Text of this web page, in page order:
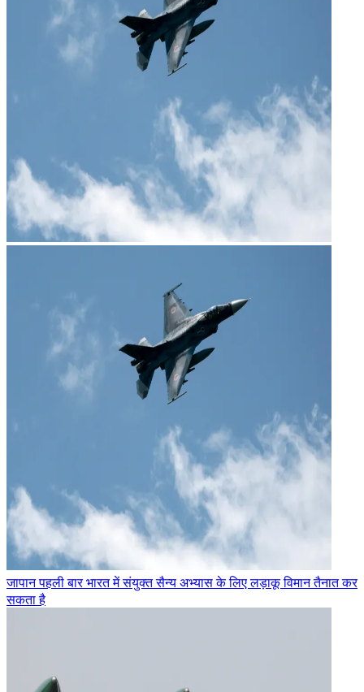
जापान पहली बार भारत में संयुक्त सैन्य अभ्यास के लिए लड़ाकू विमान तैनात कर
सकता है